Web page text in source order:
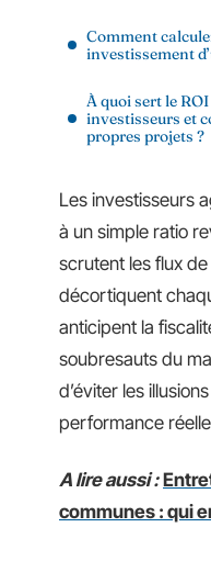
Comment
investissement
À quoi sert le
investisseurs et
propres projets ?
Les investisseurs
à un simple ratio
scrutent les flux
décortiquent
anticipent la
soubresauts du
d’éviter les
performance
A lire aussi :
communes : qui